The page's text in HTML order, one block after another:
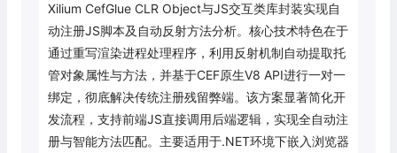
Xilium CefGlue CLR Object与JS交互类库封装实现自
动注册JS脚本及自动反射方法分析。核心技术特色在于
通过重写渲染进程处理程序，利用反射机制自动提取托
管对象属性与方法，并基于CEF原生V8 API进行一对一
绑定，彻底解决传统注册残留弊端。该方案显著简化开
发流程，支持前端JS直接调用后端逻辑，实现全自动注
册与智能方法匹配。主要适用于.NET环境下嵌入浏览器